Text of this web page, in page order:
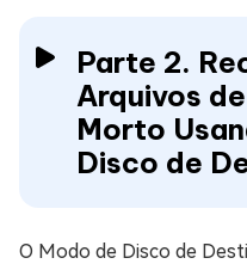
Parte 2.
Arquivos
Morto
Disco de
O Modo de Disco de